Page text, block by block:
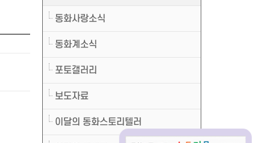
동화사랑소식
동화계소식
포토갤러리
보도자료
이달의 동화스토리텔러